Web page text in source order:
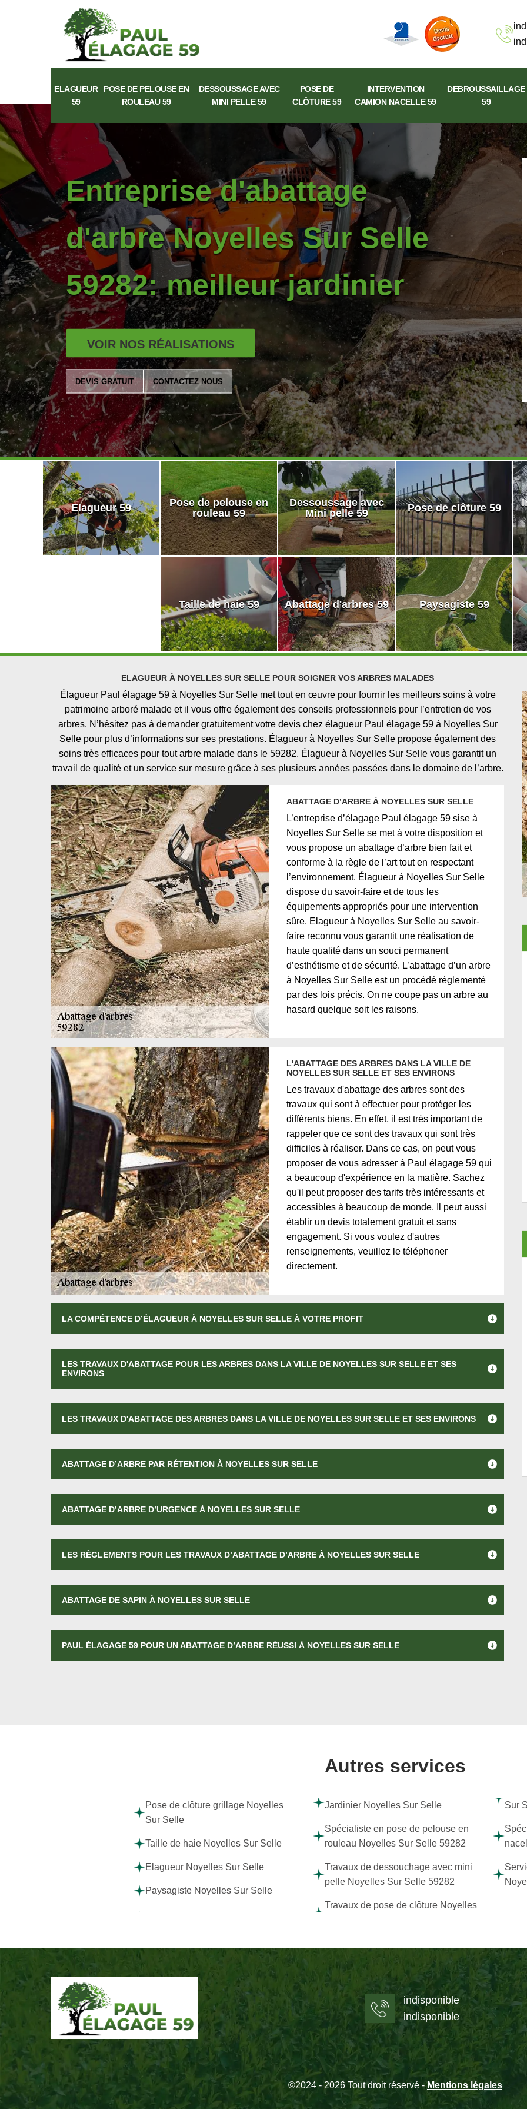
ELAGUEUR
59
POSE DE PELOUSE EN
ROULEAU 59
DESSOUSSAGE AVEC
MINI PELLE 59
POSE DE
CLÔTURE 59
INTERVENTION
CAMION NACELLE 59
DEBROUSSAILLAGE
59
Entreprise d'abattage
d'arbre Noyelles Sur Selle
59282: meilleur jardinier
VOIR NOS RÉALISATIONS
DEVIS GRATUIT CONTACTEZ NOUS
Elagueur 59
Pose de pelouse en
rouleau 59
Dessoussage avec
Mini pelle 59
Pose de clôture 59
Taille de haie 59 Abattage d'arbres 59 Paysagiste 59
ELAGUEUR À NOYELLES SUR SELLE POUR SOIGNER VOS ARBRES MALADES
Élagueur Paul élagage 59 à Noyelles Sur Selle met tout en œuvre pour fournir les meilleurs soins à votre
patrimoine arboré malade et il vous offre également des conseils professionnels pour l’entretien de vos
arbres. N’hésitez pas à demander gratuitement votre devis chez élagueur Paul élagage 59 à Noyelles Sur
Selle pour plus d’informations sur ses prestations. Élagueur à Noyelles Sur Selle propose également des
soins très efficaces pour tout arbre malade dans le 59282. Élagueur à Noyelles Sur Selle vous garantit un
travail de qualité et un service sur mesure grâce à ses plusieurs années passées dans le domaine de l’arbre.
ABATTAGE D’ARBRE À NOYELLES SUR SELLE
L’entreprise d’élagage Paul élagage 59 sise à
Noyelles Sur Selle se met à votre disposition et
vous propose un abattage d’arbre bien fait et
conforme à la règle de l’art tout en respectant
l’environnement. Élagueur à Noyelles Sur Selle
dispose du savoir-faire et de tous les
équipements appropriés pour une intervention
sûre. Elagueur à Noyelles Sur Selle au savoir-
faire reconnu vous garantit une réalisation de
haute qualité dans un souci permanent
d’esthétisme et de sécurité. L’abattage d’un arbre
à Noyelles Sur Selle est un procédé réglementé
par des lois précis. On ne coupe pas un arbre au
hasard quelque soit les raisons.
L'ABATTAGE DES ARBRES DANS LA VILLE DE
NOYELLES SUR SELLE ET SES ENVIRONS
Les travaux d'abattage des arbres sont des
travaux qui sont à effectuer pour protéger les
différents biens. En effet, il est très important de
rappeler que ce sont des travaux qui sont très
difficiles à réaliser. Dans ce cas, on peut vous
proposer de vous adresser à Paul élagage 59 qui
a beaucoup d'expérience en la matière. Sachez
qu'il peut proposer des tarifs très intéressants et
accessibles à beaucoup de monde. Il peut aussi
établir un devis totalement gratuit et sans
engagement. Si vous voulez d'autres
renseignements, veuillez le téléphoner
directement.
LA COMPÉTENCE D’ÉLAGUEUR À NOYELLES SUR SELLE À VOTRE PROFIT
LES TRAVAUX D'ABATTAGE POUR LES ARBRES DANS LA VILLE DE NOYELLES SUR SELLE ET SES
ENVIRONS
LES TRAVAUX D'ABATTAGE DES ARBRES DANS LA VILLE DE NOYELLES SUR SELLE ET SES ENVIRONS
ABATTAGE D’ARBRE PAR RÉTENTION À NOYELLES SUR SELLE
ABATTAGE D’ARBRE D’URGENCE À NOYELLES SUR SELLE
LES RÈGLEMENTS POUR LES TRAVAUX D’ABATTAGE D’ARBRE À NOYELLES SUR SELLE
ABATTAGE DE SAPIN À NOYELLES SUR SELLE
PAUL ÉLAGAGE 59 POUR UN ABATTAGE D’ARBRE RÉUSSI À NOYELLES SUR SELLE
Autres services
Pose de clôture grillage Noyelles
Sur Selle
Taille de haie Noyelles Sur Selle
Elagueur Noyelles Sur Selle
Paysagiste Noyelles Sur Selle
Jardinier Noyelles Sur Selle
Spécialiste en pose de pelouse en
rouleau Noyelles Sur Selle 59282
Travaux de dessouchage avec mini
pelle Noyelles Sur Selle 59282
Travaux de pose de clôture Noyelles
Sur
indisponible
indisponible
©2024 - 2026 Tout droit réservé -Mentions légales